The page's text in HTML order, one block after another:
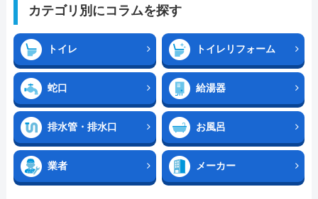
カテゴリ別にコラムを探す
トイレ トイレリフォーム
蛇口 給湯器
排水管・排水口 お風呂
業者 メーカー